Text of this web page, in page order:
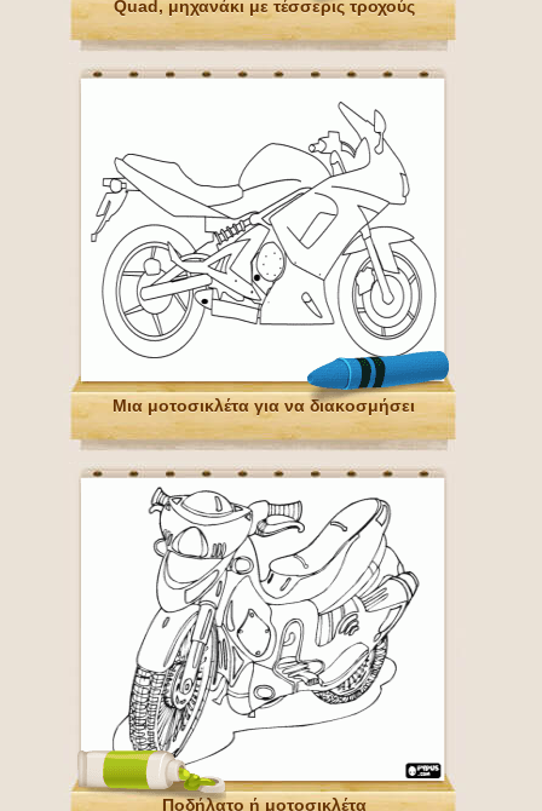
Quad, μηχανάκι με τέσσερις τροχούς
Μια μοτοσικλέτα για να διακοσμήσει
Ποδήλατο ή μοτοσικλέτα